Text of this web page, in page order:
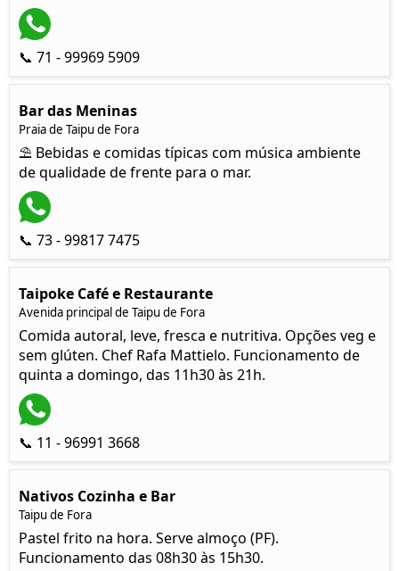
📞 71 - 99969 5909
Bar das Meninas
Praia de Taipu de Fora
⛱ Bebidas e comidas típicas com música ambiente
de qualidade de frente para o mar.
📞 73 - 99817 7475
Taipoke Café e Restaurante
Avenida principal de Taipu de Fora
Comida autoral, leve, fresca e nutritiva. Opções veg e
sem glúten. Chef Rafa Mattielo. Funcionamento de
quinta a domingo, das 11h30 às 21h.
📞 11 - 96991 3668
Nativos Cozinha e Bar
Taipu de Fora
Pastel frito na hora. Serve almoço (PF).
Funcionamento das 08h30 às 15h30.